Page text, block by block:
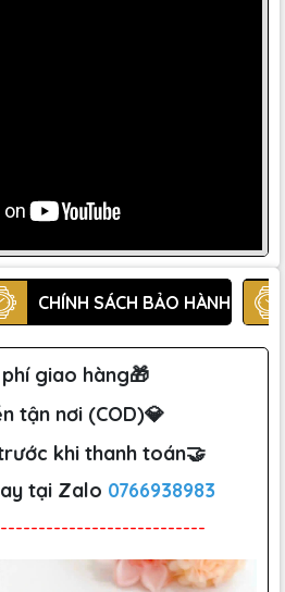
CHÍNH SÁCH BẢO HÀNH
phí giao hàng🎁
tận nơi (COD)💎
khi thanh toán🤝
tại Zalo 0766938983